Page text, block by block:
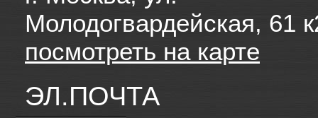
Молодогвардейская, 61
посмотреть на карте
ЭЛ.ПОЧТА